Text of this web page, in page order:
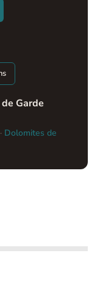
Garde
· Dolomites de